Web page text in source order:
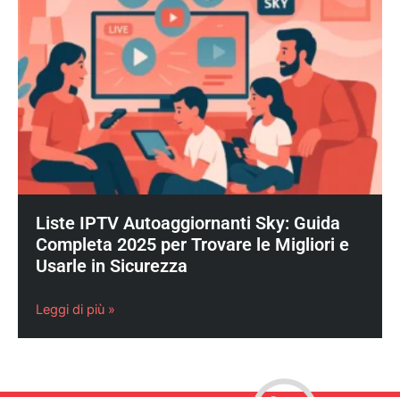
Liste IPTV Autoaggiornanti Sky: Guida
Completa 2025 per Trovare le Migliori e
Usarle in Sicurezza
Leggi di più »